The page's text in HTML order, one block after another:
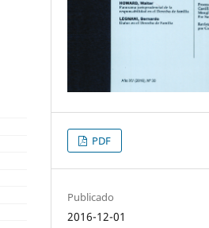
PDF
Publicado
2016-12-01